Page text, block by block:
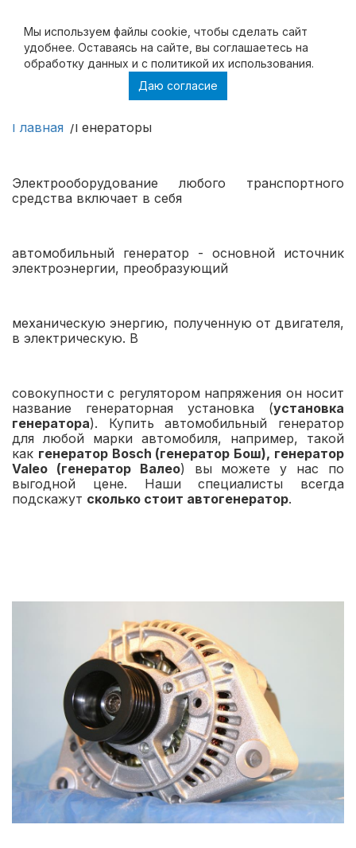
Мы используем файлы cookie, чтобы cделать сайт
удобнее. Оставаясь на сайте, вы соглашаетесь на
обработку данных и с политикой их использования.
Даю согласие
Главная Генераторы
Электрооборудование любого транспортного
средства включает в себя
автомобильный генератор - основной источник
электроэнергии, преобразующий
механическую энергию, полученную от двигателя,
в электрическую. В
совокупности с регулятором напряжения он носит
название генераторная установка (установка
генератора). Купить автомобильный генератор
для любой марки автомобиля, например, такой
как генератор Bosch (генератор Бош), генератор
Valeo (генератор Валео) вы можете у нас по
выгодной цене. Наши специалисты всегда
подскажут сколько стоит автогенератор.